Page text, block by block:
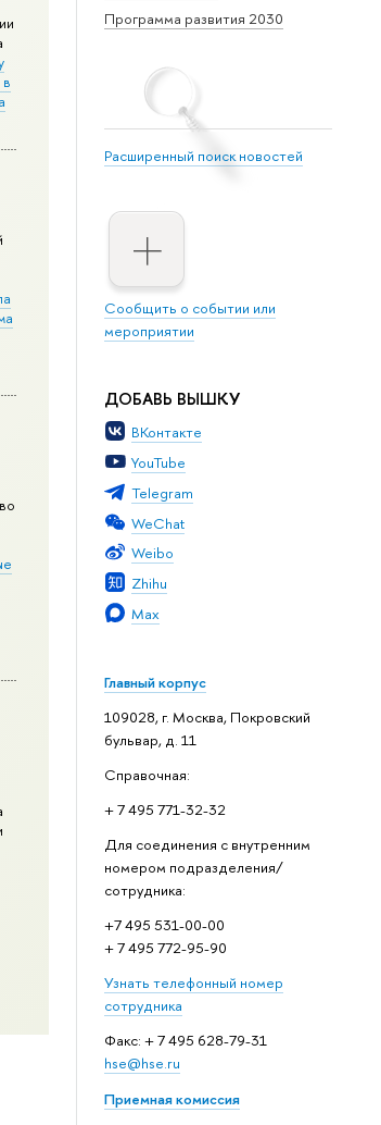
Программа развития 2030
Расширенный поиск новостей
Сообщить о событии или
мероприятии
ДОБАВЬ ВЫШКУ
ВКонтакте
YouTube
Telegram
WeChat
Weibo
Zhihu
Max
Главный корпус
109028, г. Москва, Покровский
бульвар, д. 11
Справочная:
+ 7 495 771-32-32
Для соединения с внутренним
номером подразделения/
сотрудника:
+7 495 531-00-00
+ 7 495 772-95-90
Узнать телефонный номер
сотрудника
Факс: + 7 495 628-79-31
hse@hse.ru
Приемная комиссия